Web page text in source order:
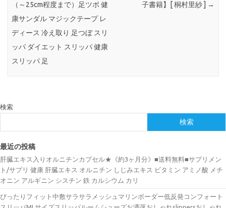
（～25cm程度まで）足ツボ 健
康サンダル マジックテープ レ
ディース 冷え取り 足つぼ スリ
ッパ ダイエット スリッパ 健康
スリッパ 足
子書籍】[ 桐村里紗 ] →
検索
検索
最近の投稿
肝臓エキス入りオルニチンカプセル★《約3ヶ月分》■送料無料■サプリメン
ト/サプリ 健康 肝臓エキス オルニチン しじみエキス ビタミン アミノ酸 メチ
オニン アルギニン シスチン 鉄 カルシウム カリ
ぴったりフィット中敷サラサラメッシュマリンボーダー低反発コンフォート